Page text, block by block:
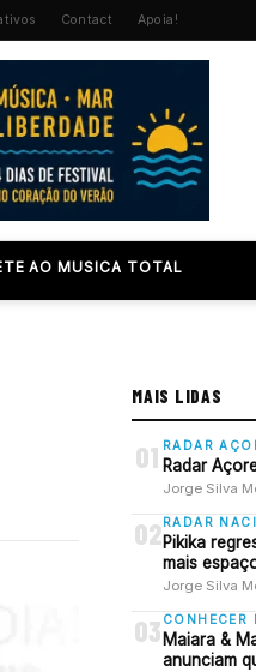
Contact Apoia!
AO MUSICA TOTAL
MAIS LIDAS
01 RADAR
Radar
Jorge Silva
02 RADAR
Pikika
mais
Jorge Silva
03 CONHECER
Maiara &
anunciam